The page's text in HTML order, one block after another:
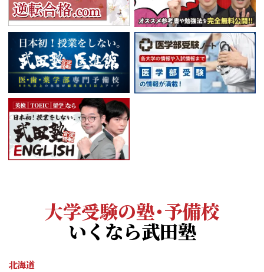
大学受験の塾・予備校
いくなら武田塾
北海道